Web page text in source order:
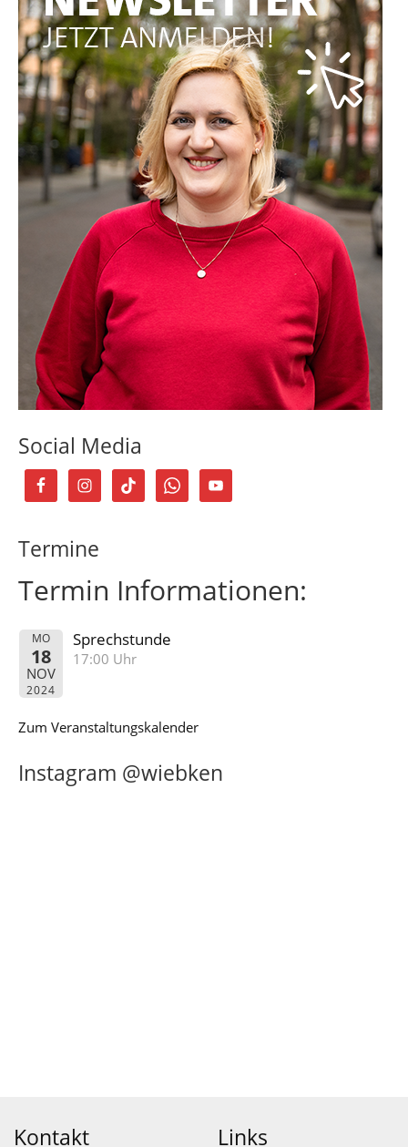
Social Media
Termine
Termin Informationen:
MO
18
NOV
2024
Sprechstunde
17:00 Uhr
Zum Veranstaltungskalender
Instagram @wiebken
Kontakt Links